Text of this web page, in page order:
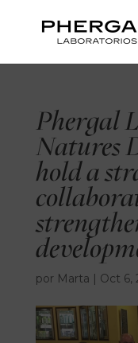
Phergal
Natures
hold a
por Marta | Oct 6,